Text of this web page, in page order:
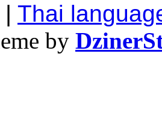
| Thai
by